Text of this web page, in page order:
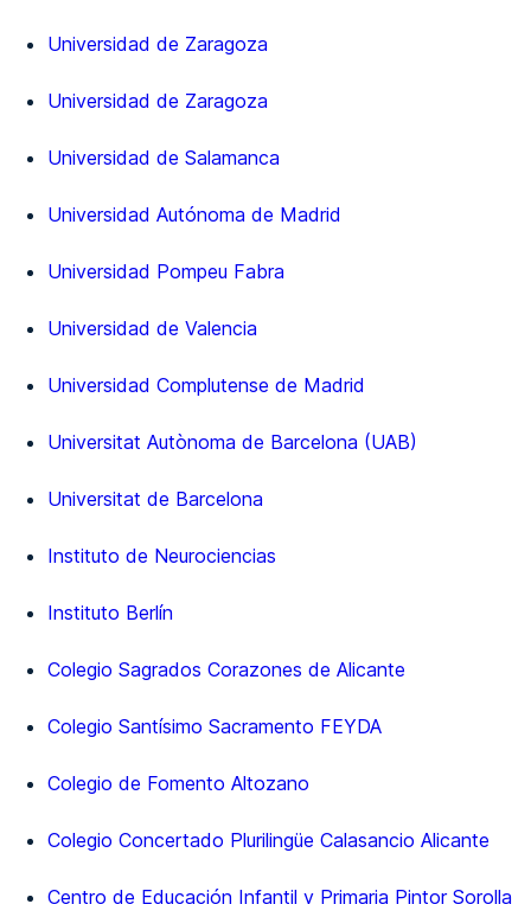
Universidad de Zaragoza
Universidad de Zaragoza
Universidad de Salamanca
Universidad Autónoma de Madrid
Universidad Pompeu Fabra
Universidad de Valencia
Universidad Complutense de Madrid
Universitat Autònoma de Barcelona (UAB)
Universitat de Barcelona
Instituto de Neurociencias
Instituto Berlín
Colegio Sagrados Corazones de Alicante
Colegio Santísimo Sacramento FEYDA
Colegio de Fomento Altozano
Colegio Concertado Plurilingüe Calasancio Alicante
Centro de Educación Infantil y Primaria Pintor Sorolla